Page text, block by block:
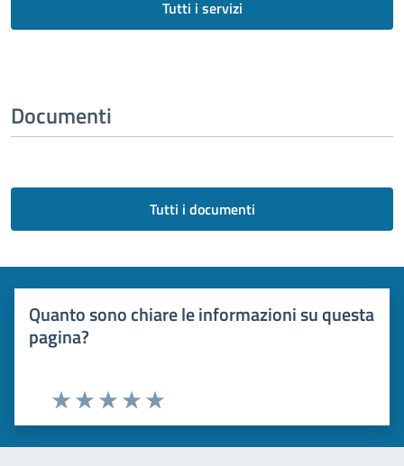
Tutti i servizi
Documenti
Tutti i documenti
Quanto sono chiare le informazioni su questa
pagina?
Valuta 5 stelle su 5
Valuta 4 stelle su 5
Valuta 3 stelle su 5
Valuta 2 stelle su 5
Valuta 1 stelle su 5